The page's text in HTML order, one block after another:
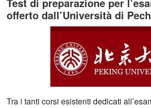
offerto dall’Università di
Tra i tanti corsi esistenti dedicati